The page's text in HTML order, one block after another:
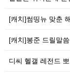
[캐치]썸띵뉴 맞춘
[캐치]봉준 드릴말
디씨 헬갤 레전드